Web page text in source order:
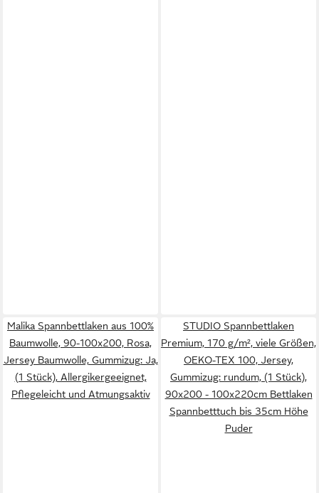
Malika Spannbettlaken aus 100%
Baumwolle, 90-100x200, Rosa,
Jersey Baumwolle, Gummizug: Ja,
(1 Stück), Allergikergeeignet,
Pflegeleicht und Atmungsaktiv
STUDIO Spannbettlaken
Premium, 170 g/m², viele Größen,
OEKO-TEX 100, Jersey,
Gummizug: rundum, (1 Stück),
90x200 - 100x220cm Bettlaken
Spannbetttuch bis 35cm Höhe
Puder